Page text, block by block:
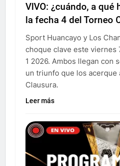
VIVO: ¿cuándo, a qué
la fecha 4 del Torneo
Sport Huancayo y Los
choque clave este viernes
1 2026. Ambos llegan con
un triunfo que los acerque
Clausura.
Leer más